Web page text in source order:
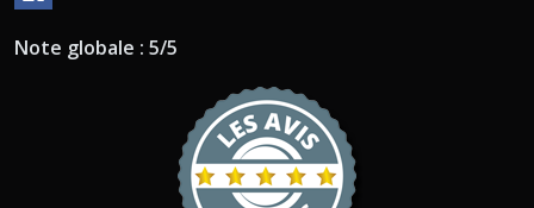
Note globale : 5/5